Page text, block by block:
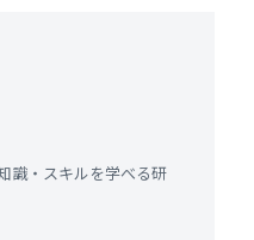
識・スキルを学べる研